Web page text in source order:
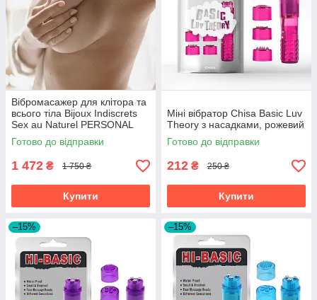
Вібромасажер для клітора та
всього тіла Bijoux Indiscrets
Sex au Naturel PERSONAL
MASSAGER, рожевий
Готово до відправки
1 472 ₴ 1 750 ₴
Купити
Міні вібратор Chisa Basic Luv
Theory з насадками, рожевий
Готово до відправки
212 ₴ 250 ₴
Купити
–15% –15%